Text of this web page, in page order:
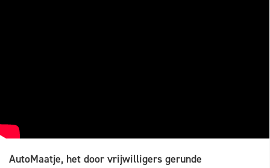
AutoMaatje, het door vrijwilligers gerunde